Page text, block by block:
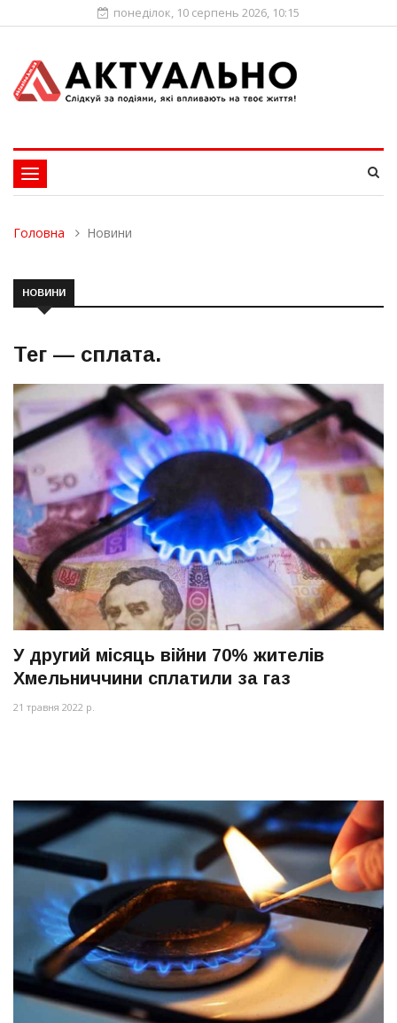
понеділок, 10 серпень 2026, 10:15
Toggle
navigation
Головна Новини
НОВИНИ
Тег — сплата.
У другий місяць війни 70% жителів
Хмельниччини сплатили за газ
21 травня 2022 р.